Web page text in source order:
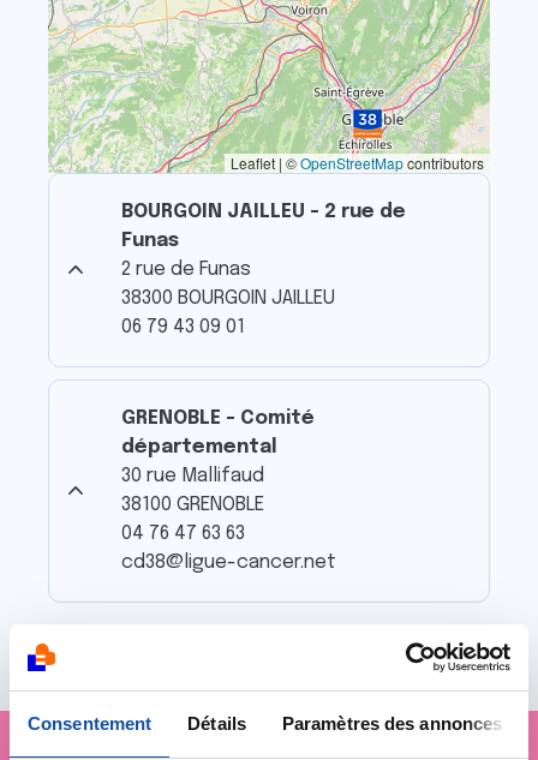
Consentement Détails Paramètres des annonces
Leaflet | ©OpenStreetMapcontributors
BOURGOIN JAILLEU - 2 rue de
Funas
2 rue de Funas
38300 BOURGOIN JAILLEU
06 79 43 09 01
GRENOBLE - Comité
départemental
30 rue Mallifaud
38100 GRENOBLE
04 76 47 63 63
cd38@ligue-cancer.net